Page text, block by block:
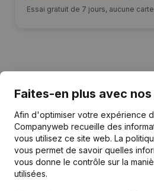
Essai gratuit de 7 jours, aucune
Date Publication
15-05-2024
Faites-en plus avec
Afin d'optimiser votre expérience
Companyweb recueille des
vous utilisez ce site web. La
vous permet de savoir quelles
vous donne le contrôle sur la
utilisées.